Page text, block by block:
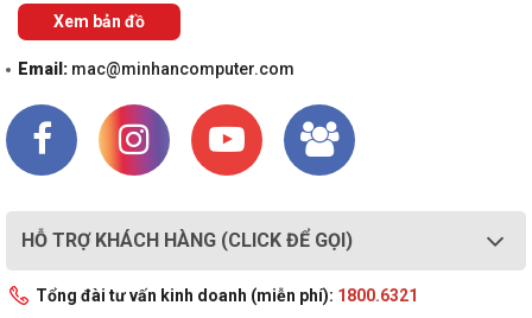
Xem bản đồ
Email: mac@minhancomputer.com
HỖ TRỢ KHÁCH HÀNG (CLICK ĐỂ GỌI)
Tổng đài tư vấn kinh doanh (miễn phí): 1800.6321